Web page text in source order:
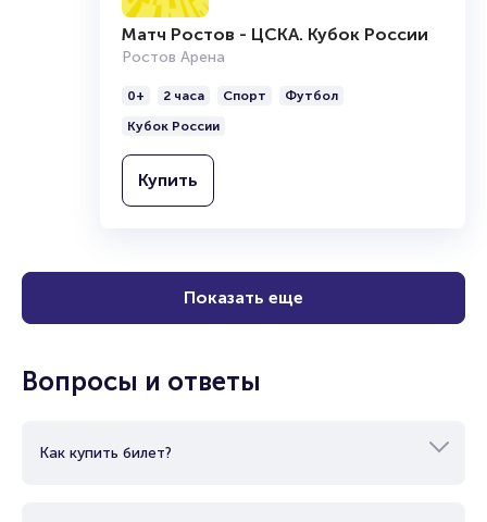
Матч Ростов - ЦСКА. Кубок России
Ростов Арена
0+ 2 часа Спорт
Футбол
Кубок России
Купить
Показать еще
Вопросы и ответы
Как купить билет?